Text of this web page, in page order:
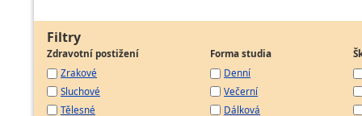
Filtry
Zdravotní postižení
Zrakové
Sluchové
Tělesné
Forma studia
Denní
Večerní
Dálková